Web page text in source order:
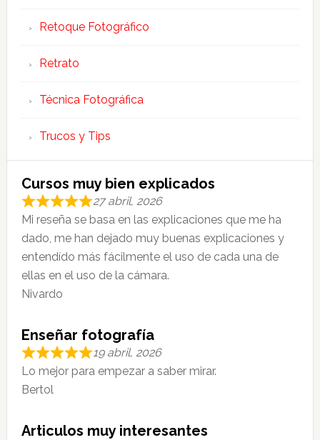
Retoque Fotográfico
Retrato
Técnica Fotográfica
Trucos y Tips
Cursos muy bien explicados
27 abril, 2026
Mi reseña se basa en las explicaciones que me ha
dado, me han dejado muy buenas explicaciones y
entendído más fácilmente el uso de cada una de
ellas en el uso de la cámara.
Nivardo
Enseñar fotografía
19 abril, 2026
Lo mejor para empezar a saber mirar.
Bertol
Articulos muy interesantes